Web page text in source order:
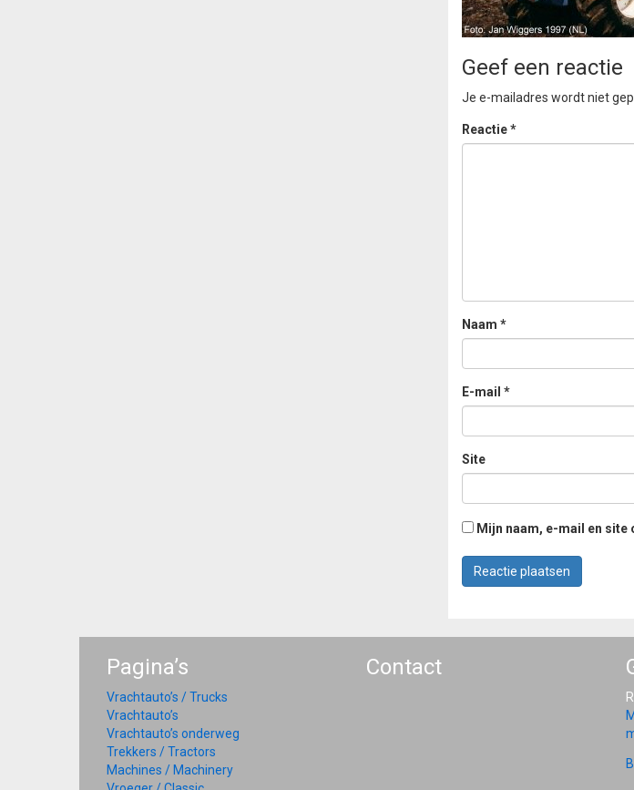
Geef een reactie
Je e-mailadres wordt niet
Reactie*
Naam *
E-mail *
Site
Mijn naam, e-mail en
Pagina’s
Vrachtauto’s / Trucks
Vrachtauto’s
Vrachtauto’s onderweg
Trekkers / Tractors
Machines / Machinery
Contact